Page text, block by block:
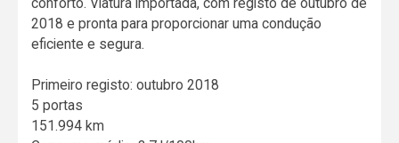
conforto. Viatura importada, com registo de outubro de
2018 e pronta para proporcionar uma condução
eficiente e segura.
Primeiro registo: outubro 2018
5 portas
151.994 km